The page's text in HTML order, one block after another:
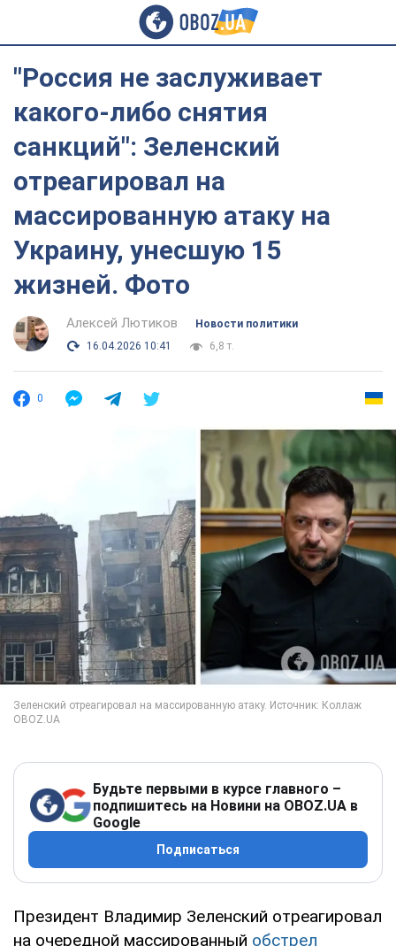
"Россия не заслуживает
какого-либо снятия
санкций": Зеленский
отреагировал на
массированную атаку на
Украину, унесшую 15
жизней. Фото
Алексей Лютиков
Новости политики
16.04.2026 10:41
6,8 т.
0
Будьте первыми в курсе главного –
подпишитесь на Новини на OBOZ.UA в
Google
Подписаться
Президент Владимир Зеленский отреагировал
на очередной массированный обстрел